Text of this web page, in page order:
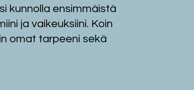
SUJU tarjoaa pari- ja
perheterapiaa Tampereella ja
Jyväskylässä
kunnolla ensimmäistä
ja vaikeuksiini. Koin
omat tarpeeni sekä